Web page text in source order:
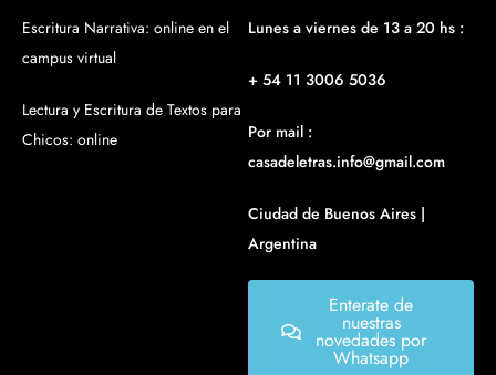
Escritura Narrativa: online en el
campus virtual
Lectura y Escritura de Textos para
Chicos: online
Lunes a viernes de 13 a 20 hs :
+ 54 11 3006 5036
Por mail :
casadeletras.info@gmail.com
Ciudad de Buenos Aires |
Argentina
Enterate de
nuestras
novedades por
Whatsapp